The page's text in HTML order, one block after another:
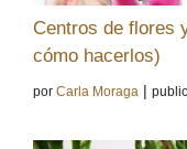
Centros de flores
cómo hacerlos)
por Carla Moraga